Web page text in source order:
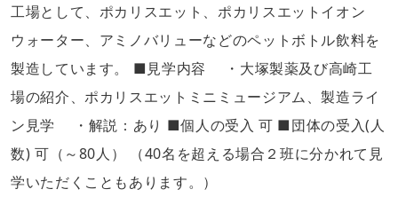
工場として、ポカリスエット、ポカリスエットイオン
ウォーター、アミノバリューなどのペットボトル飲料を
製造しています。 ■見学内容 ・大塚製薬及び高崎工
場の紹介、ポカリスエットミニミュージアム、製造ライ
ン見学 ・解説：あり ■個人の受入 可 ■団体の受入(人
数) 可（～80人） （40名を超える場合２班に分かれて見
学いただくこともあります。）